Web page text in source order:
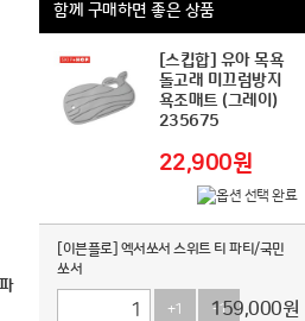
함께 구매하면 좋은 상품
[스킵합] 유아 목욕
돌고래 미끄럼방지
욕조매트 (그레이)
235675
22,900원
[이븐플로] 엑서쏘서 스위트 티 파티/국민
쏘서
+1 -1
159,000원